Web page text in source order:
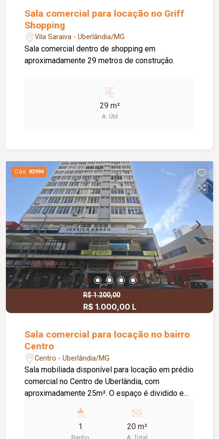
Sala comercial para locação no Griff
Shopping
Vila Saraiva - Uberlândia/MG
Sala comercial dentro de shopping em
aproximadamente 29 metros de construção.
29 m²
A. Útil
Cód. 82994
R$ 1.200,00
R$ 1.000,00 L
Sala comercial para locação no bairro
Centro
Centro - Uberlândia/MG
Sala mobiliada disponível para locação em prédio
comercial no Centro de Uberlândia, com
aproximadamente 25m². O espaço é dividido em
organização para atendimento ou escritório, além
de contar banheiro privativo. Imóvel ideal para
1
Banho
20 m²
A. Total